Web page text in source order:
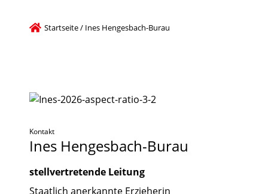
Startseite/ Ines Hengesbach-Burau
Kontakt
Ines Hengesbach-Burau
stellvertretende Leitung
Staatlich anerkannte Erzieherin